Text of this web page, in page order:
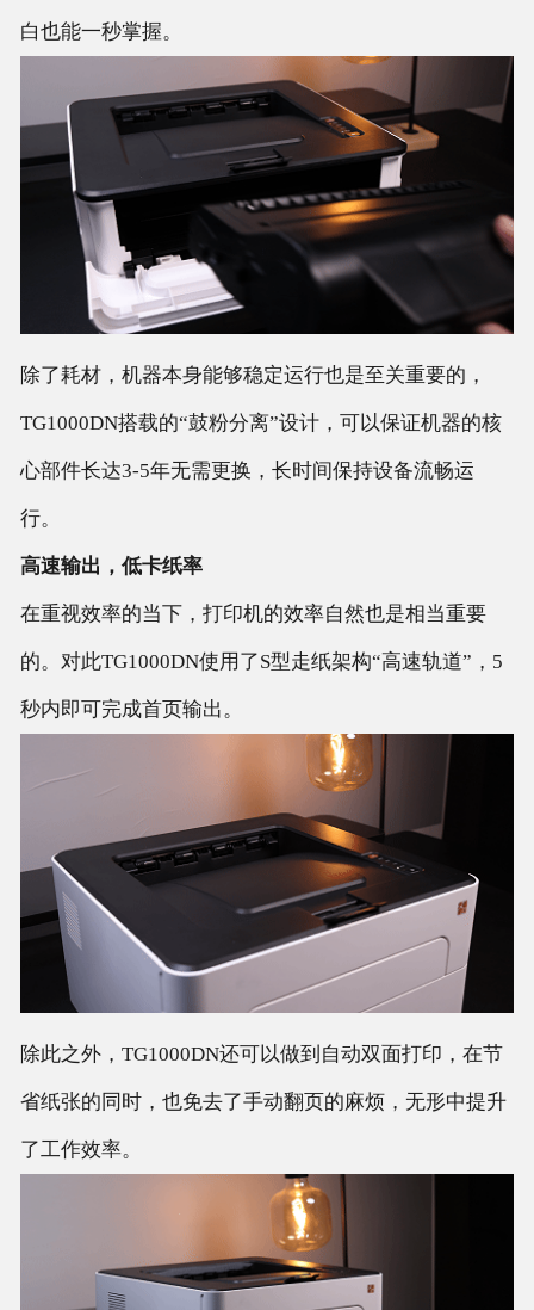
白也能一秒掌握。
除了耗材，机器本身能够稳定运行也是至关重要的，
TG1000DN搭载的“鼓粉分离”设计，可以保证机器的核
心部件长达3-5年无需更换，长时间保持设备流畅运
行。
高速输出，低卡纸率
在重视效率的当下，打印机的效率自然也是相当重要
的。对此TG1000DN使用了S型走纸架构“高速轨道”，5
秒内即可完成首页输出。
除此之外，TG1000DN还可以做到自动双面打印，在节
省纸张的同时，也免去了手动翻页的麻烦，无形中提升
了工作效率。